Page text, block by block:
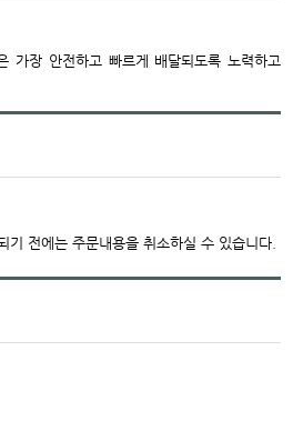
가장 안전하고 빠르게 배달되도록 노력하고
기 전에는 주문내용을 취소하실 수 있습니다.